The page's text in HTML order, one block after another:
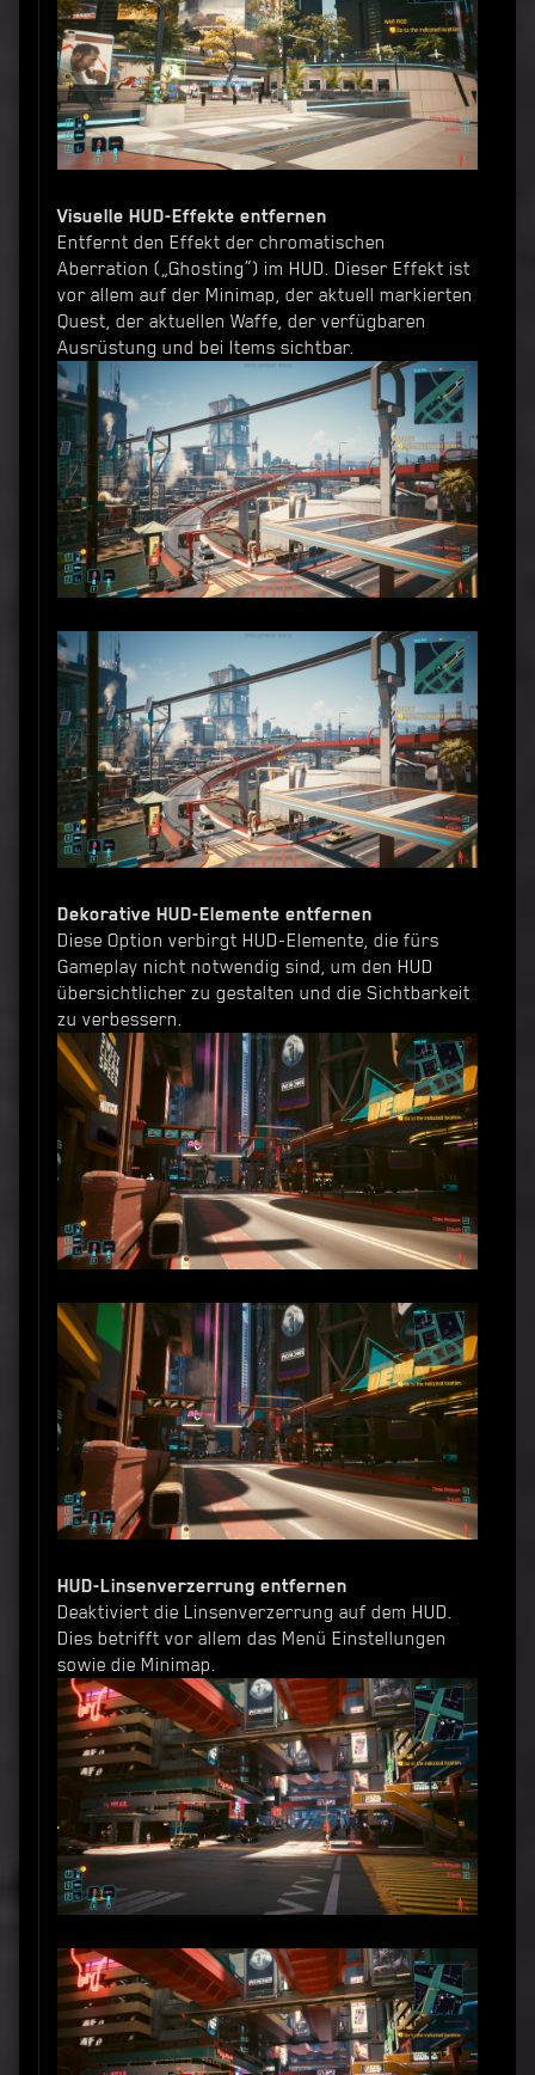
Visuelle HUD-Effekte entfernen
Entfernt den Effekt der chromatischen
Aberration („Ghosting“) im HUD. Dieser Effekt ist
vor allem auf der Minimap, der aktuell markierten
Quest, der aktuellen Waffe, der verfügbaren
Ausrüstung und bei Items sichtbar.
Dekorative HUD-Elemente entfernen
Diese Option verbirgt HUD-Elemente, die fürs
Gameplay nicht notwendig sind, um den HUD
übersichtlicher zu gestalten und die Sichtbarkeit
zu verbessern.
HUD-Linsenverzerrung entfernen
Deaktiviert die Linsenverzerrung auf dem HUD.
Dies betrifft vor allem das Menü Einstellungen
sowie die Minimap.